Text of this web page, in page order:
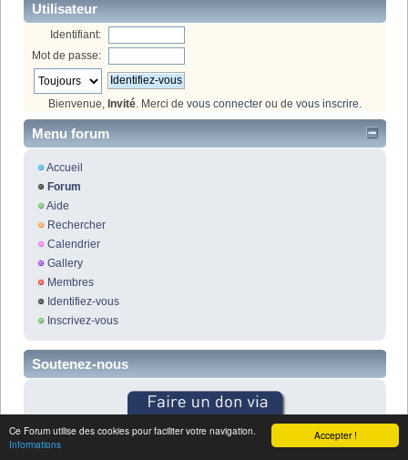
Accepter !
Ce Forum utilise des cookies pour faciliter votre navigation.
Informations
Utilisateur
Identifiant:
Mot de passe:
Bienvenue, Invité. Merci de vous connecter ou de vous inscrire.
Menu forum
Accueil
Forum
Aide
Rechercher
Calendrier
Gallery
Membres
Identifiez-vous
Inscrivez-vous
Soutenez-nous